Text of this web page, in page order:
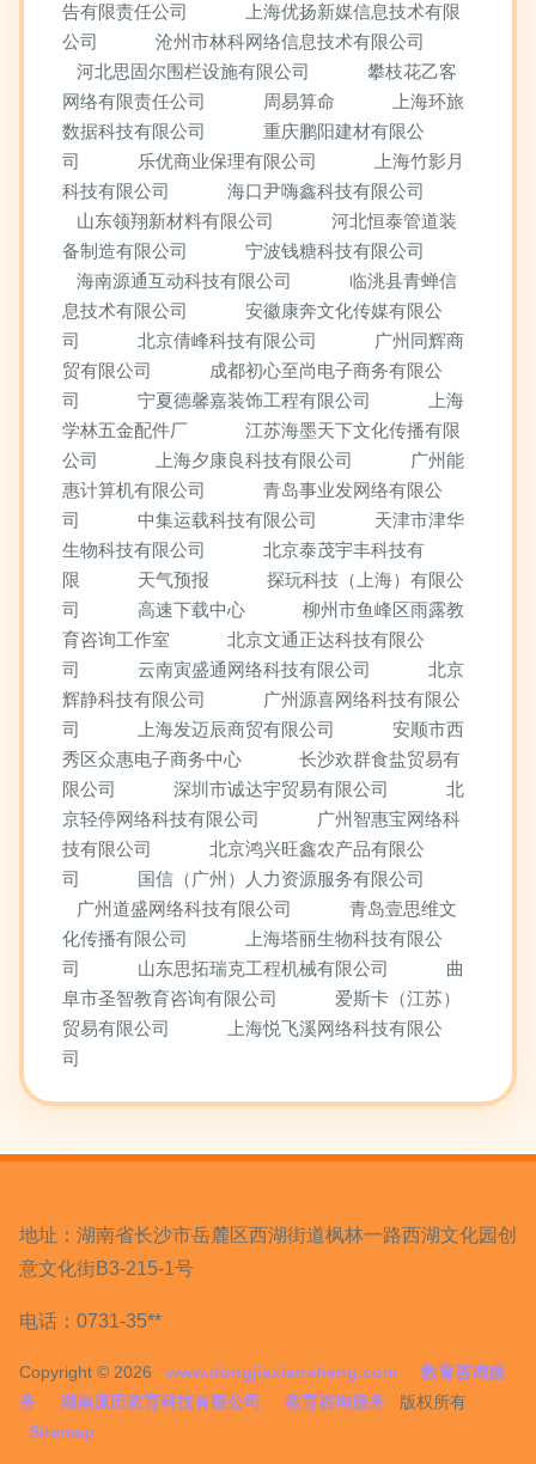
告有限责任公司
上海优扬新媒信息技术有限
公司
沧州市林科网络信息技术有限公司
河北思固尔围栏设施有限公司
攀枝花乙客
网络有限责任公司
周易算命
上海环旅
数据科技有限公司
重庆鹏阳建材有限公
司
乐优商业保理有限公司
上海竹影月
科技有限公司
海口尹嗨鑫科技有限公司
山东领翔新材料有限公司
河北恒泰管道装
备制造有限公司
宁波钱糖科技有限公司
海南源通互动科技有限公司
临洮县青蝉信
息技术有限公司
安徽康奔文化传媒有限公
司
北京倩峰科技有限公司
广州同辉商
贸有限公司
成都初心至尚电子商务有限公
司
宁夏德馨嘉装饰工程有限公司
上海
学林五金配件厂
江苏海墨天下文化传播有限
公司
上海夕康良科技有限公司
广州能
惠计算机有限公司
青岛事业发网络有限公
司
中集运载科技有限公司
天津市津华
生物科技有限公司
北京泰茂宇丰科技有
限
天气预报
探玩科技（上海）有限公
司
高速下载中心
柳州市鱼峰区雨露教
育咨询工作室
北京文通正达科技有限公
司
云南寅盛通网络科技有限公司
北京
辉静科技有限公司
广州源喜网络科技有限公
司
上海发迈辰商贸有限公司
安顺市西
秀区众惠电子商务中心
长沙欢群食盐贸易有
限公司
深圳市诚达宇贸易有限公司
北
京轻停网络科技有限公司
广州智惠宝网络科
技有限公司
北京鸿兴旺鑫农产品有限公
司
国信（广州）人力资源服务有限公司
广州道盛网络科技有限公司
青岛壹思维文
化传播有限公司
上海塔丽生物科技有限公
司
山东思拓瑞克工程机械有限公司
曲
阜市圣智教育咨询有限公司
爱斯卡（江苏）
贸易有限公司
上海悦飞溪网络科技有限公
司
地址：湖南省长沙市岳麓区西湖街道枫林一路西湖文化园创
意文化街B3-215-1号
电话：0731-35**
Copyright © 2026 www.dongjiaxiansheng.com
教育咨询服
务
湖南原田教育科技有限公司 教育咨询服务
版权所有
Sitemap